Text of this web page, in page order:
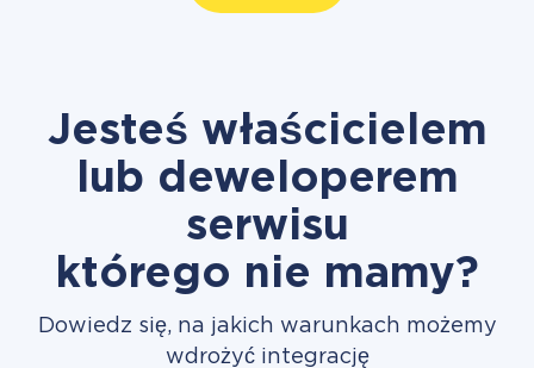
Jesteś właścicielem
lub deweloperem
serwisu
którego nie mamy?
Dowiedz się, na jakich warunkach możemy
wdrożyć integrację